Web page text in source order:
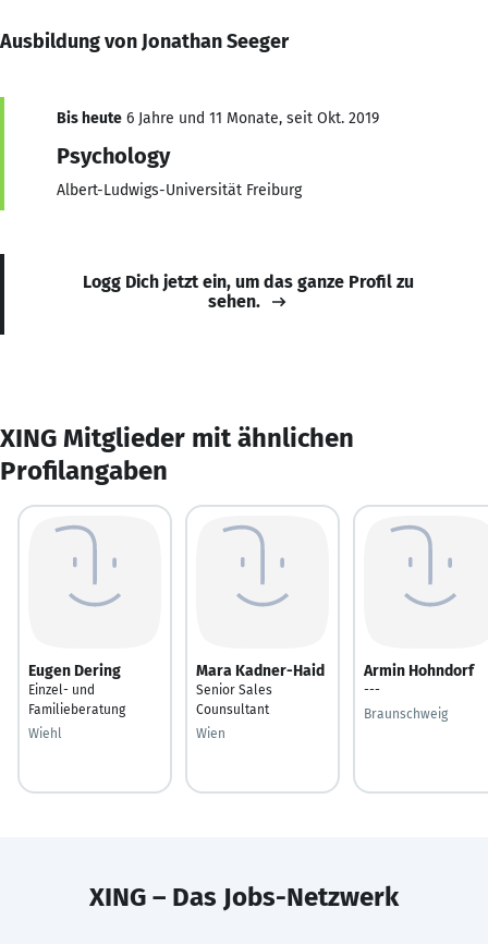
Ausbildung von Jonathan Seeger
Bis heute 6 Jahre und 11 Monate, seit Okt. 2019
Psychology
Albert-Ludwigs-Universität Freiburg
Logg Dich jetzt ein, um das ganze Profil zu
sehen.
XING Mitglieder mit ähnlichen
Profilangaben
Eugen Dering
Einzel- und
Familieberatung
Wiehl
Mara Kadner-Haid
Senior Sales
Counsultant
Wien
Armin Hohndorf
---
Braunschweig
XING – Das Jobs-Netzwerk